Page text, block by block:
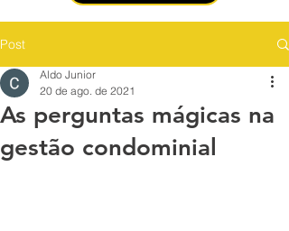
Post
As perguntas mágicas na
gestão condominial
Aldo Junior
20 de ago. de 2021